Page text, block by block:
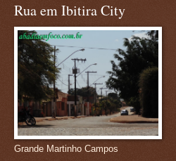
Rua em Ibitira City
Grande Martinho Campos